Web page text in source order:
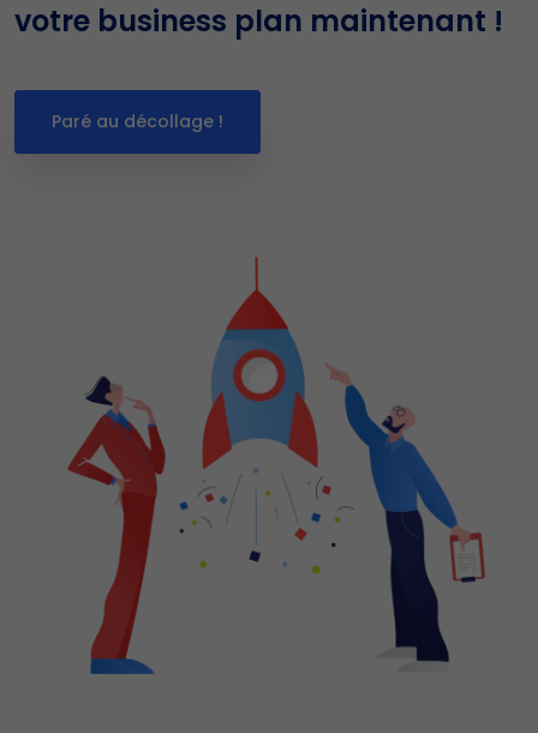
votre business plan maintenant !
Paré au décollage !